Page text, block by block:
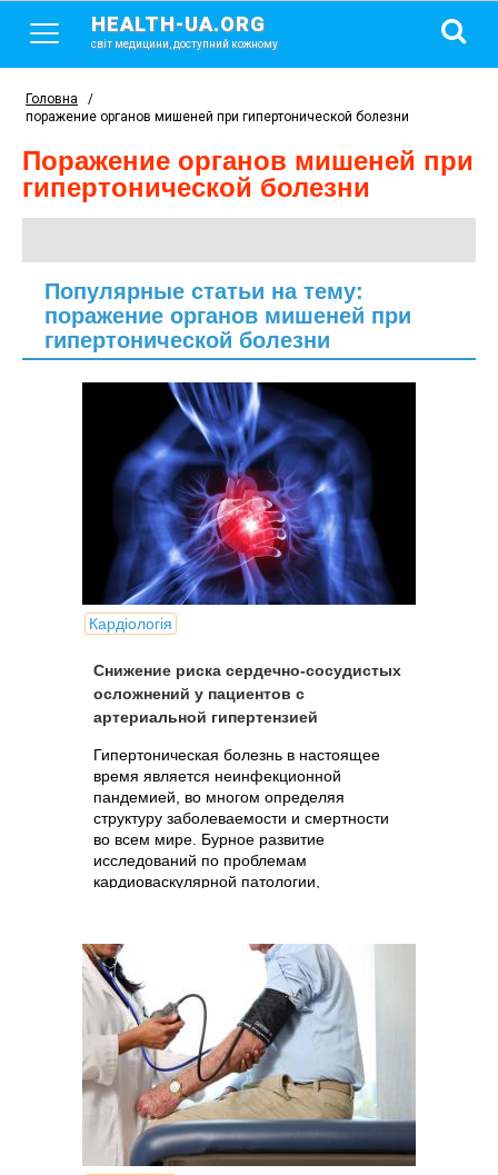
HEALTH-UA.ORG
світ медицини, доступний кожному
Головна
/
поражение органов мишеней при гипертонической болезни
поражение органов мишеней при
гипертонической болезни
Популярные статьи на тему:
поражение органов мишеней при
гипертонической болезни
Кардіологія
Снижение риска сердечно-сосудистых
осложнений у пациентов с
артериальной гипертензией
Гипертоническая болезнь в настоящее
время является неинфекционной
пандемией, во многом определяя
структуру заболеваемости и смертности
во всем мире. Бурное развитие
исследований по проблемам
кардиоваскулярной патологии,